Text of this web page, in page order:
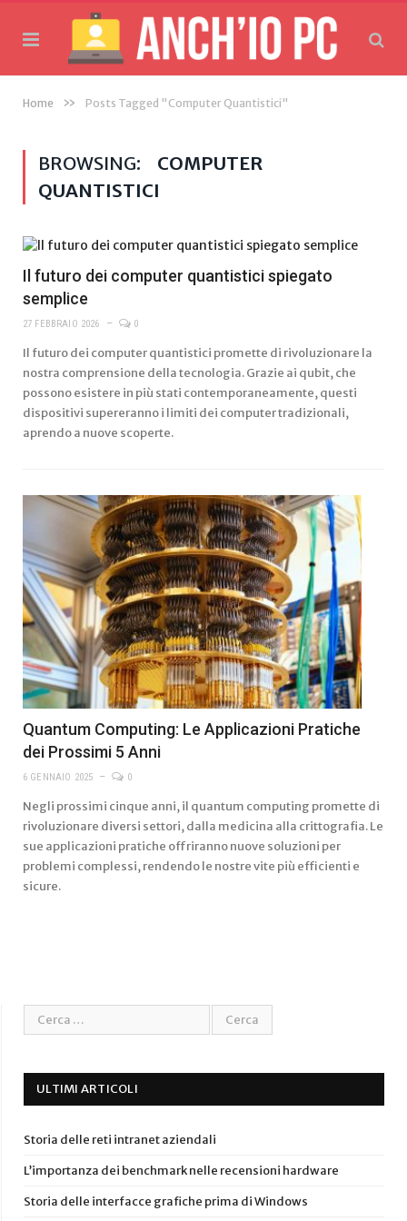
Home » Posts Tagged "Computer Quantistici"
BROWSING:
COMPUTER
QUANTISTICI
Il futuro dei computer quantistici spiegato
semplice
27 FEBBRAIO 2026 0
Il futuro dei computer quantistici promette di rivoluzionare la
nostra comprensione della tecnologia. Grazie ai qubit, che
possono esistere in più stati contemporaneamente, questi
dispositivi supereranno i limiti dei computer tradizionali,
aprendo a nuove scoperte.
Quantum Computing: Le Applicazioni Pratiche
dei Prossimi 5 Anni
6 GENNAIO 2025 0
Negli prossimi cinque anni, il quantum computing promette di
rivoluzionare diversi settori, dalla medicina alla crittografia. Le
sue applicazioni pratiche offriranno nuove soluzioni per
problemi complessi, rendendo le nostre vite più efficienti e
sicure.
ULTIMI ARTICOLI
Storia delle reti intranet aziendali
L’importanza dei benchmark nelle recensioni hardware
Storia delle interfacce grafiche prima di Windows